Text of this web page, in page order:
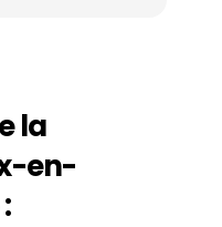
la
en-